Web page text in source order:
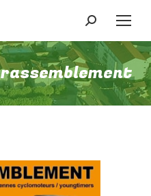
Recherche
: